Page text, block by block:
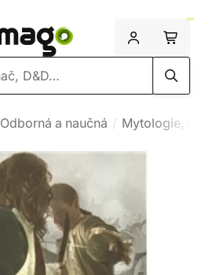
Odborná a naučná Mytologie,